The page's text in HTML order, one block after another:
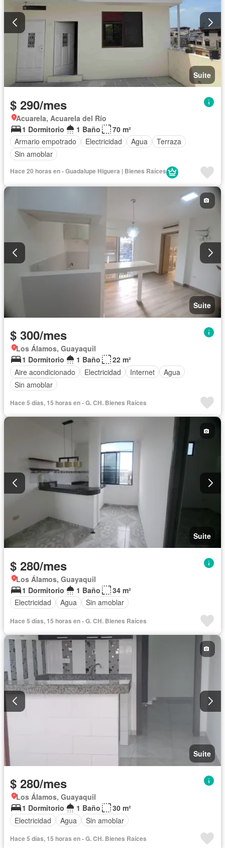
Suite
$ 290/mes
Acuarela, Acuarela del Río
1 Dormitorio
1 Baño
70 m²
Armario empotrado
Electricidad Agua
Terraza
Sin amoblar
Hace 20 horas en - Guadalupe Higuera | Bienes Raíces
Suite
$ 300/mes
Los Álamos, Guayaquil
1 Dormitorio
1 Baño
22 m²
Aire acondicionado
Electricidad Internet
Agua
Sin amoblar
Hace 5 días, 15 horas en - G. CH. Bienes Raíces
Suite
$ 280/mes
Los Álamos, Guayaquil
1 Dormitorio
1 Baño
34 m²
Electricidad
Agua Sin amoblar
Hace 5 días, 15 horas en - G. CH. Bienes Raíces
Suite
$ 280/mes
Los Álamos, Guayaquil
1 Dormitorio
1 Baño
30 m²
Electricidad
Agua Sin amoblar
Hace 5 días, 15 horas en - G. CH. Bienes Raíces